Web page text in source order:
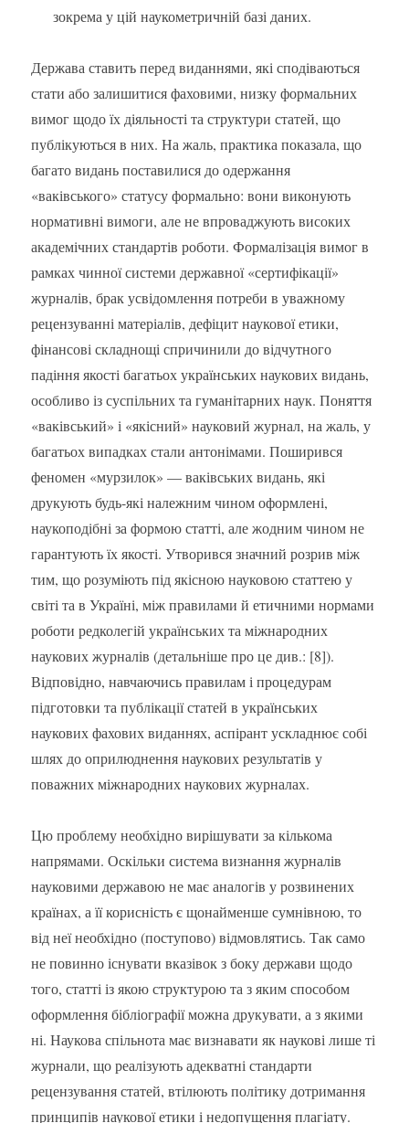
зокрема у цій наукометричній базі даних.
Держава ставить перед виданнями, які сподіваються
стати або залишитися фаховими, низку формальних
вимог щодо їх діяльності та структури статей, що
публікуються в них. На жаль, практика показала, що
багато видань поставилися до одержання
«ваківського» статусу формально: вони виконують
нормативні вимоги, але не впроваджують високих
академічних стандартів роботи. Формалізація вимог в
рамках чинної системи державної «сертифікації»
журналів, брак усвідомлення потреби в уважному
рецензуванні матеріалів, дефіцит наукової етики,
фінансові складнощі спричинили до відчутного
падіння якості багатьох українських наукових видань,
особливо із суспільних та гуманітарних наук. Поняття
«ваківський» і «якісний» науковий журнал, на жаль, у
багатьох випадках стали антонімами. Поширився
феномен «мурзилок» — ваківських видань, які
друкують будь-які належним чином оформлені,
наукоподібні за формою статті, але жодним чином не
гарантують їх якості. Утворився значний розрив між
тим, що розуміють під якісною науковою статтею у
світі та в Україні, між правилами й етичними нормами
роботи редколегій українських та міжнародних
наукових журналів (детальніше про це див.: [8]).
Відповідно, навчаючись правилам і процедурам
підготовки та публікації статей в українських
наукових фахових виданнях, аспірант ускладнює собі
шлях до оприлюднення наукових результатів у
поважних міжнародних наукових журналах.
Цю проблему необхідно вирішувати за кількома
напрямами. Оскільки система визнання журналів
науковими державою не має аналогів у розвинених
країнах, а її корисність є щонайменше сумнівною, то
від неї необхідно (поступово) відмовлятись. Так само
не повинно існувати вказівок з боку держави щодо
того, статті із якою структурою та з яким способом
оформлення бібліографії можна друкувати, а з якими
ні. Наукова спільнота має визнавати як наукові лише ті
журнали, що реалізують адекватні стандарти
рецензування статей, втілюють політику дотримання
принципів наукової етики і недопущення плагіату.